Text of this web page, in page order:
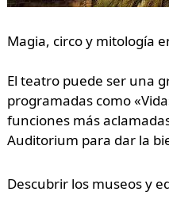
Magia, circo y mitología
El teatro puede ser una
programadas como
funciones más
Auditorium para dar la
Descubrir los museos y